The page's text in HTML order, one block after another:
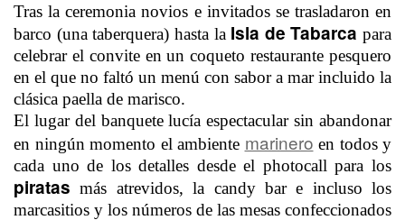
Tras la ceremonia novios e invitados se trasladaron en
barco (una taberquera) hasta la Isla de Tabarca para
celebrar el convite en un coqueto restaurante pesquero
en el que no faltó un menú con sabor a mar incluido la
clásica paella de marisco.
El lugar del banquete lucía espectacular sin abandonar
en ningún momento el ambiente marinero en todos y
cada uno de los detalles desde el photocall para los
piratasmás atrevidos, la candy bar e incluso los
marcasitios y los números de las mesas confeccionados